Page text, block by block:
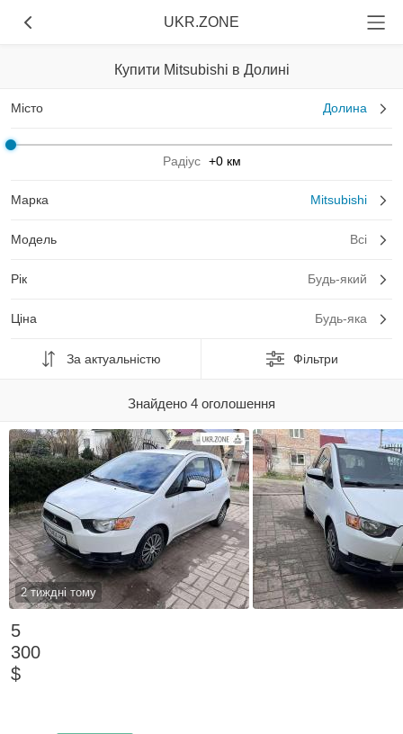
UKR.ZONE
Купити Mitsubishi в Долині
Місто Долина
Радіус +0 км
Марка Mitsubishi
Модель Всі
Рік Будь-який
Ціна Будь-яка
За актуальністю Фільтри
Знайдено 4 оголошення
2 тиждні тому
5
300
$